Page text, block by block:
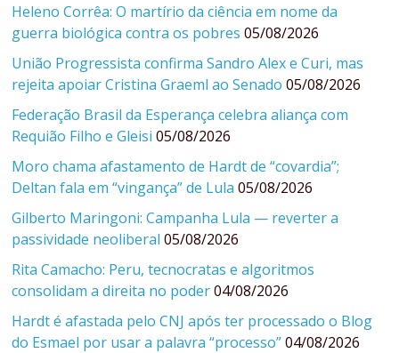
Heleno Corrêa: O martírio da ciência em nome da
guerra biológica contra os pobres 05/08/2026
União Progressista confirma Sandro Alex e Curi, mas
rejeita apoiar Cristina Graeml ao Senado 05/08/2026
Federação Brasil da Esperança celebra aliança com
Requião Filho e Gleisi 05/08/2026
Moro chama afastamento de Hardt de “covardia”;
Deltan fala em “vingança” de Lula 05/08/2026
Gilberto Maringoni: Campanha Lula — reverter a
passividade neoliberal 05/08/2026
Rita Camacho: Peru, tecnocratas e algoritmos
consolidam a direita no poder 04/08/2026
Hardt é afastada pelo CNJ após ter processado o Blog
do Esmael por usar a palavra “processo” 04/08/2026